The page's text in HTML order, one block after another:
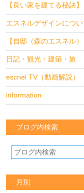
【良い家を建てる秘訣】
エスネルデザインについ
【自邸（森のエスネル）
日記・観光・建築・旅
escnel TV（動画解説）
information
ブログ内検索
月別